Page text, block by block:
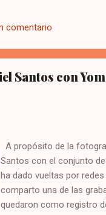
fue la de Willy Chirino,
produc...
versiones de temas que
su momento y hasta de
salida al mercado
logran ver el potencial en
otra cosa, es que
información de las
esta nueva entrega,
de Mañana Te Llevo Niña,
Guaripumpe, Cucala y
comentario
Santos con
A propósito de la
Santos con el conjunto
ha dado vueltas por
comparto una de las
quedaron como registro